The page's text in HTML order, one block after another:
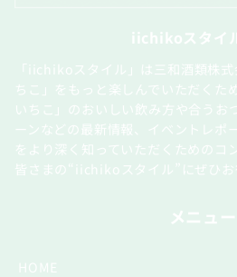
iichikoスタイ
「iichikoスタイル」は三和酒類株
ちこ」をもっと楽しんでいただくた
いちこ」のおいしい飲み方や合うお
ーンなどの最新情報、イベントレポ
をより深く知っていただくためのコ
皆さまの“iichikoスタイル”にぜひお
メニュー
HOME